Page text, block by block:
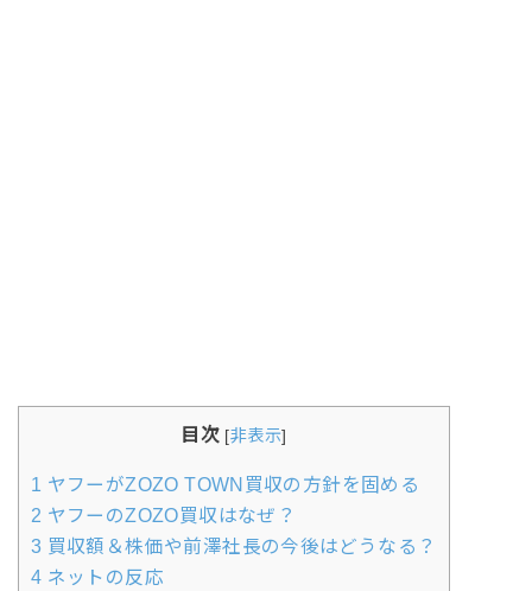
目次 [非表示]
1 ヤフーがZOZO TOWN買収の方針を固める
2 ヤフーのZOZO買収はなぜ？
3 買収額＆株価や前澤社長の今後はどうなる？
4 ネットの反応